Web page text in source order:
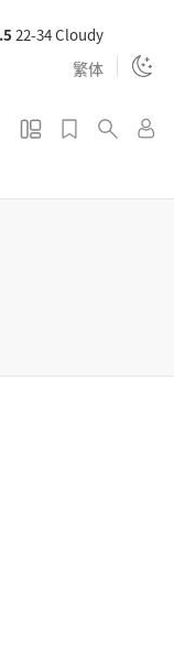
繁体
22-34 Cloudy